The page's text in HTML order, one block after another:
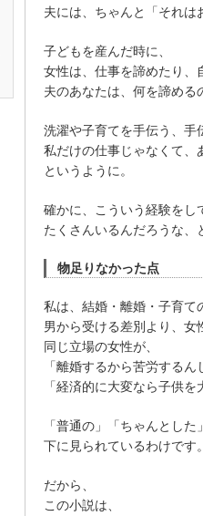
夫には、ちゃんと「それは
子どもを産んだ時に、
女性は、仕事を諦めたり、
夫のあなたは、何を諦める
洗濯や子育てを手伝う、手
私だけの仕事じゃなくて、
というように。
確かに、こういう経験をし
たくさんいるんだろうな、
物足りなかった点
私は、結婚・離婚・子育て
男から受ける差別より、女
同じ立場の女性が、
「離婚するから苦労するん
「経済的に大変なら子供
「普通の」「ちゃんとした
下に見られているわけです。
だから、
この小説は、